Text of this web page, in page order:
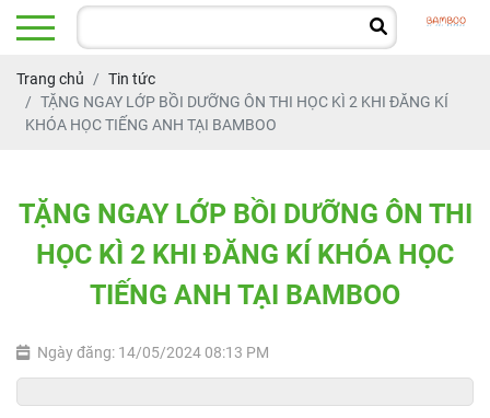
Trang chủ
Tin tức
TẶNG NGAY LỚP BỒI DƯỠNG ÔN THI HỌC KÌ 2 KHI ĐĂNG KÍ
KHÓA HỌC TIẾNG ANH TẠI BAMBOO
TẶNG NGAY LỚP BỒI DƯỠNG ÔN THI
HỌC KÌ 2 KHI ĐĂNG KÍ KHÓA HỌC
TIẾNG ANH TẠI BAMBOO
Ngày đăng: 14/05/2024 08:13 PM